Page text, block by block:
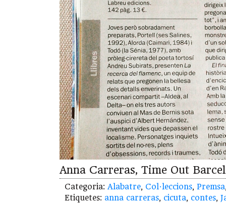
Anna Carreras, Time Out
Categoria: Alabatre, Col·leccions, Premsa
Etiquetes: anna carreras, cicuta, contes,